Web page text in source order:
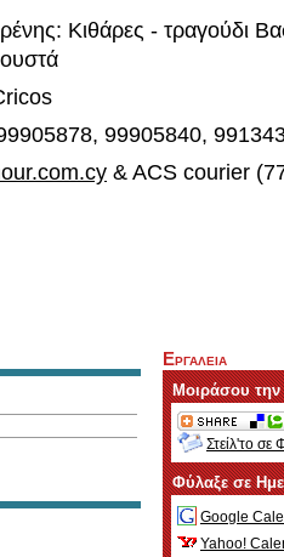
Κιθάρες - τραγούδι
99905840,
& ACS courier
Εργαλεια
Μοιράσου
Στείλ'το σε
Φύλαξε σε
Google
Yahoo!